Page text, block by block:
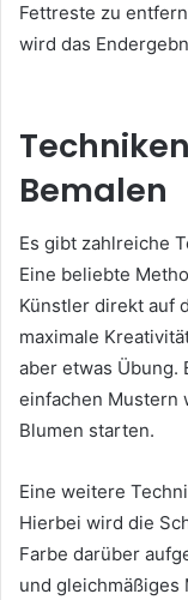
Fettreste zu
wird das
Bemalen
Es gibt zahlreiche
Eine beliebte
Künstler direkt auf
maximale
aber etwas Übung.
einfachen Mustern
Blumen starten.
Eine weitere
Hierbei wird die
Farbe darüber
und gleichmäßiges